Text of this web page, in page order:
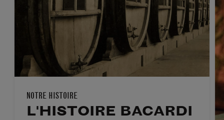
NOTRE HISTOIRE
L'HISTOIRE BACARDI